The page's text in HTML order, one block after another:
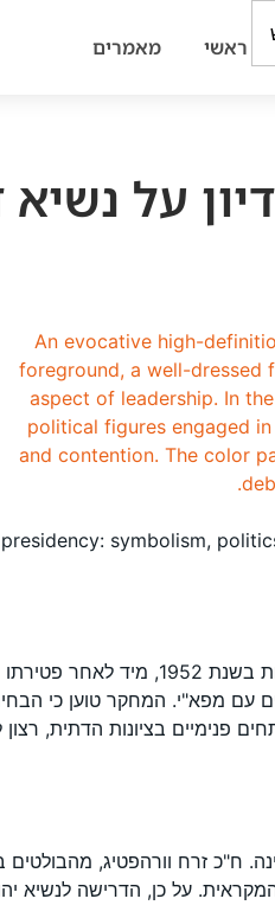
ראשי מאמרים
על
symbolism,
המאמר עוסק בדיון שהתקיים בשנותיה הראשונות של מדינת ישראל
עם מפא"י. המחקר טוען כי
פנימיים בציונות הדתית, רצון
זרח וורהפטיג, מהבולטים
על כן, הדרישה לנשיא